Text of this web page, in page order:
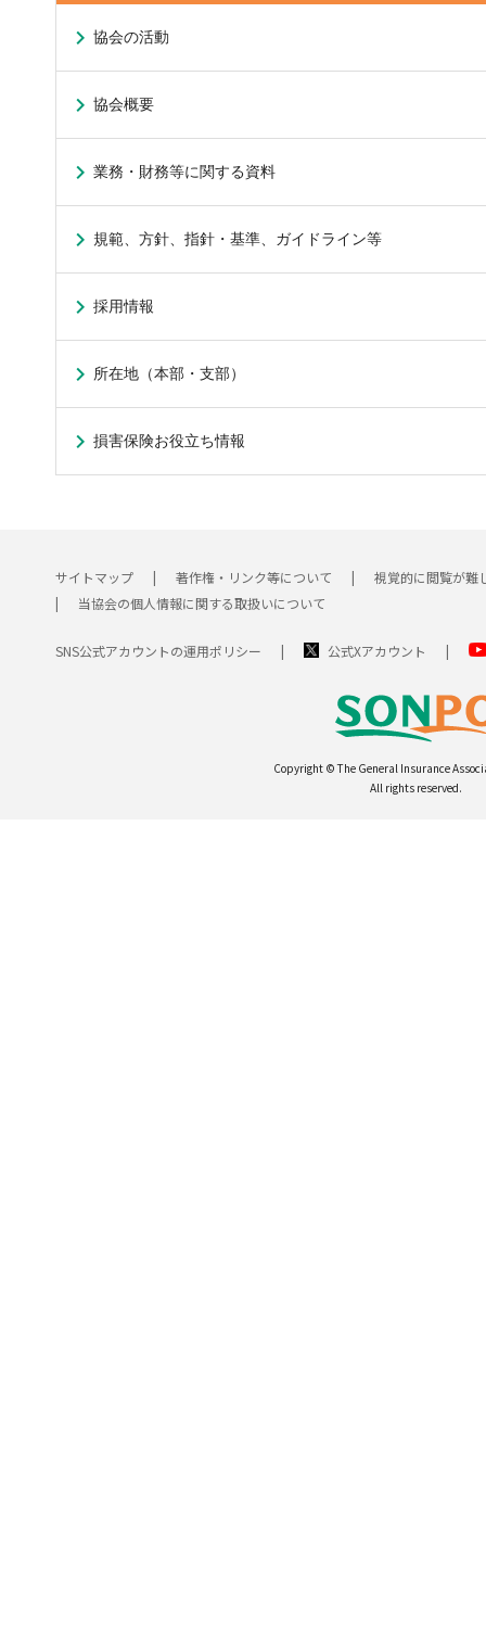
協会の活動
協会概要
業務・財務等に関する資料
規範、方針、指針・基準、ガイドライン等
採用情報
所在地（本部・支部）
損害保険お役立ち情報
サイトマップ 著作権・リンク等について
視覚的に閲覧が難
当協会の個人情報に関する取扱いについて
SNS公式アカウントの運用ポリシー 公式Xアカウント
Copyright © The General Insurance
All rights reserved.